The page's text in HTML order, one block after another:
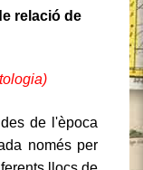
relació de
de l'època
només per